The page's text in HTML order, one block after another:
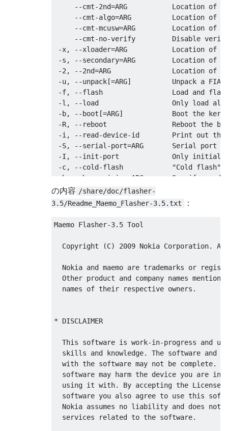
--cmt-2nd=ARG           Location of
--cmt-algo=ARG          Location of
--cmt-mcusw=ARG         Location of
--cmt-no-verify         Disable
-x, --xloader=ARG           Location of X-
-s, --secondary=ARG         Location of
-2, --2nd=ARG               Location of
-u, --unpack[=ARG]          Unpack a
-f, --flash                 Load and flash
-l, --load                  Only load all
-b, --boot[=ARG]            Boot the
-R, --reboot                Reboot the
-i, --read-device-id        Print out the
-S, --serial-port=ARG       Serial port
-I, --init-port             Only
-c, --cold-flash            "Cold flash"
-h, --hw-revision=ARG       Specify
--enable-rd-mode        Enable R&D
--disable-rd-mode       Disable R&D
--set-rd-flags[=ARG]    Set R&D mode
--clear-rd-flags[=ARG]  Clear R&D
--set-hw-revision[=ARG] Set HW
--flash-only=ARG        Flash only
-U, --usb-device=ARG        Specify USB
Valid --flash-only options:
no-omap-wd
no-ext-wd
no-lifeguard-reset
serial-console
no-usb-timeout
sti-console
no-charging
force-power-key
の内容 /share/doc/flasher-
3.5/Readme_Maemo_Flasher-3.5.txt
：
Maemo Flasher-3.5 Tool
Copyright (C) 2009 Nokia Corporation.
Nokia and maemo are trademarks or
Other product and company names
  names of their respective owners.
* DISCLAIMER
This software is work-in-progress and
skills and knowledge. The software and
with the software may not be complete.
software may harm the device you are
using it with. By accepting the
software you also agree to use this
Nokia assumes no liability and does not
  services related to the software.